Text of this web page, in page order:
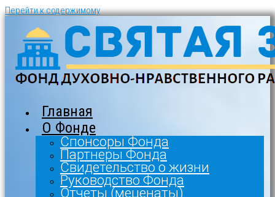
Перейти к содержимому
Главная
О Фонде
Спонсоры Фонда
Партнеры Фонда
Свидетельство о жизни
Руководство Фонда
Отчеты (меценаты)